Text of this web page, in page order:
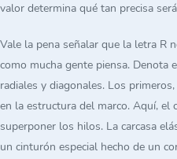
valor determina qué tan precisa
Vale la pena señalar que la letra R
como mucha gente piensa. Denota
radiales y diagonales. Los
en la estructura del marco. Aquí, el
superponer los hilos. La carcasa
un cinturón especial hecho de un